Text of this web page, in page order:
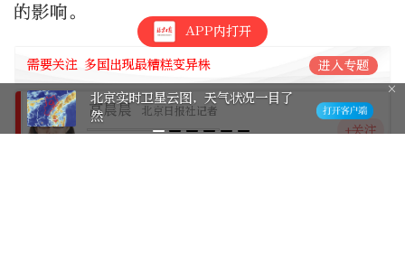
的影响。
需要关注 多国出现最糟糕变异株 进入专题
高晨晨 北京日报社记者
+关注
APP内打开
北京实时卫星云图，天气状况一目了